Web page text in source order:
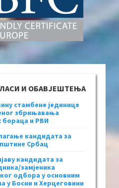
И ОБАВЈЕШТЕЊА
стамбене јединице
збрињавања
бораца и РВИ
кандидата за
Србац
кандидата за
замјеника
одбора у основним
у Босни и Херцеговини